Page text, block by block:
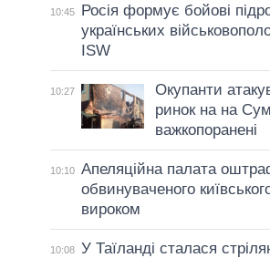
10:45
Росія формує бойові
українських
ISW
10:27
Окупанти
ринок на на
важкопоранені
10:10 Апеляційна палата
обвинуваченого
вироком
10:08 У Таїланді сталася